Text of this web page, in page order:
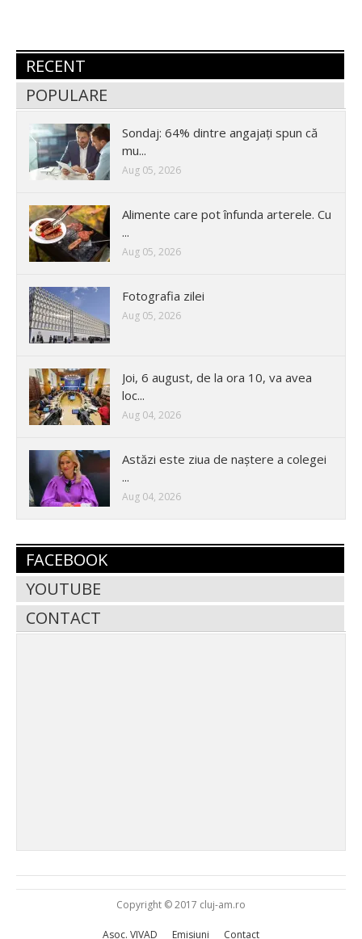
RECENT
POPULARE
Sondaj: 64% dintre angajați spun că
mu...
Aug 05, 2026
Alimente care pot înfunda arterele. Cu
...
Aug 05, 2026
Fotografia zilei
Aug 05, 2026
Joi, 6 august, de la ora 10, va avea
loc...
Aug 04, 2026
Astăzi este ziua de naștere a colegei
...
Aug 04, 2026
FACEBOOK
YOUTUBE
CONTACT
Copyright © 2017 cluj-am.ro
Asoc. VIVAD Emisiuni Contact